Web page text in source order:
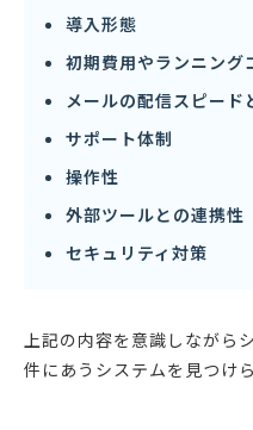
導入形態
初期費用やランニング
メールの配信スピード
サポート体制
操作性
外部ツールとの連携性
セキュリティ対策
上記の内容を意識しながら
件にあうシステムを見つけ